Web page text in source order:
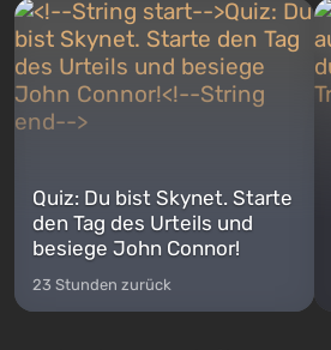
Quiz: Du bist Skynet. Starte
den Tag des Urteils und
besiege John Connor!
23 Stunden zurück